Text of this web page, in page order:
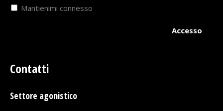
Mantienimi connesso
Accesso
Contatti
Settore agonistico